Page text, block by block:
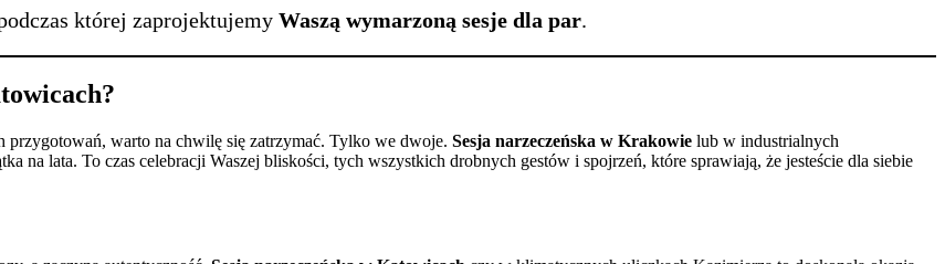
której zaprojektujemy Waszą wymarzoną sesje dla par.
przygotowań, warto na chwilę się zatrzymać. Tylko we dwoje. Sesja narzeczeńska w Krakowie lub w industrialnych
na lata. To czas celebracji Waszej bliskości, tych wszystkich drobnych gestów i spojrzeń, które sprawiają, że jesteście dla siebie